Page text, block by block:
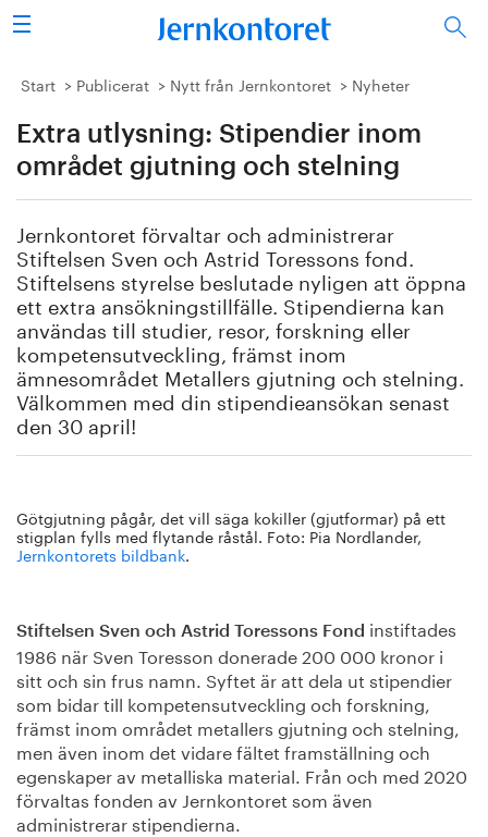
Sök
Stålindustrin
Vision 2050
Energi/miljö
Vi tycker
Publicerat
Bildbank
Om oss
Start Publicerat Nytt från Jernkontoret Nyheter
Extra utlysning: Stipendier inom
området gjutning och stelning
Jernkontoret förvaltar och administrerar
Stiftelsen Sven och Astrid Toressons fond.
Stiftelsens styrelse beslutade nyligen att öppna
ett extra ansökningstillfälle. Stipendierna kan
användas till studier, resor, forskning eller
kompetensutveckling, främst inom
ämnesområdet Metallers gjutning och stelning.
Välkommen med din stipendieansökan senast
den 30 april!
Götgjutning pågår, det vill säga kokiller (gjutformar) på ett
stigplan fylls med flytande råstål. Foto: Pia Nordlander,
Jernkontorets bildbank.
Stiftelsen Sven och Astrid Toressons Fond instiftades
1986 när Sven Toresson donerade 200 000 kronor i
sitt och sin frus namn. Syftet är att dela ut stipendier
som bidar till kompetensutveckling och forskning,
främst inom området metallers gjutning och stelning,
men även inom det vidare fältet framställning och
egenskaper av metalliska material. Från och med 2020
förvaltas fonden av Jernkontoret som även
administrerar stipendierna.